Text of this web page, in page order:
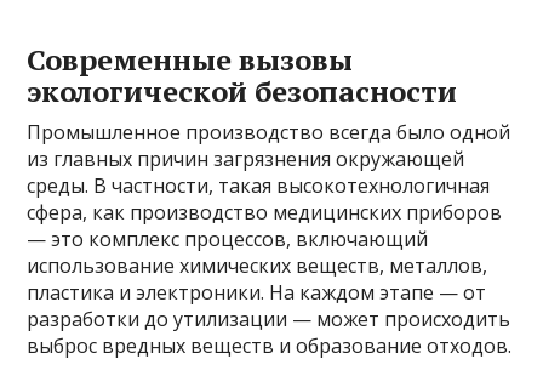
Современные вызовы
экологической безопасности
Промышленное производство всегда было одной
из главных причин загрязнения окружающей
среды. В частности, такая высокотехнологичная
сфера, как производство медицинских приборов
— это комплекс процессов, включающий
использование химических веществ, металлов,
пластика и электроники. На каждом этапе — от
разработки до утилизации — может происходить
выброс вредных веществ и образование отходов.